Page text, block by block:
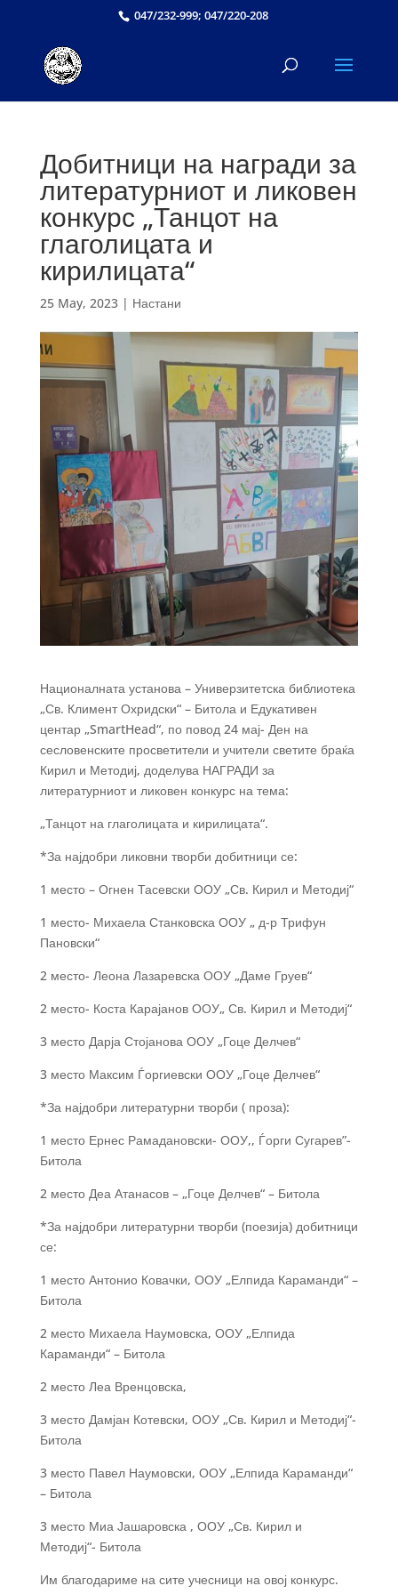
047/232-999; 047/220-208
Добитници на награди за
литературниот и ликовен
конкурс „Танцот на
глаголицата и
кирилицата“
25 May, 2023| Настани
Националната установа – Универзитетска библиотека
„Св. Климент Охридски“ – Битола и Едукативен
центар „SmartHead“, по повод 24 мај- Ден на
сесловенските просветители и учители светите браќа
Кирил и Методиј, доделува НАГРАДИ за
литературниот и ликовен конкурс на тема:
„Танцот на глаголицата и кирилицата“.
*За најдобри ликовни творби добитници се:
1 место – Огнен Тасевски ООУ „Св. Кирил и Методиј“
1 место- Михаела Станковска ООУ „ д-р Трифун
Пановски“
2 место- Леона Лазаревска ООУ „Даме Груев“
2 место- Коста Карајанов ООУ„ Св. Кирил и Методиј“
3 место Дарја Стојанова ООУ „Гоце Делчев“
3 место Максим Ѓоргиевски ООУ „Гоце Делчев“
*За најдобри литературни творби ( проза):
1 место Ернес Рамадановски- ООУ,, Ѓорги Сугарев”-
Битола
2 место Деа Атанасов – „Гоце Делчев“ – Битола
*За најдобри литературни творби (поезија) добитници
се:
1 место Антонио Ковачки, ООУ „Елпида Караманди“ –
Битола
2 место Михаела Наумовска, ООУ „Елпида
Караманди“ – Битола
2 место Леа Вренцовска,
3 место Дамјан Котевски, ООУ „Св. Кирил и Методиј“-
Битола
3 место Павел Наумовски, ООУ „Елпида Караманди“
– Битола
3 место Миа Јашаровска , ООУ „Св. Кирил и
Методиј“- Битола
Им благодариме на сите учесници на овој конкурс.